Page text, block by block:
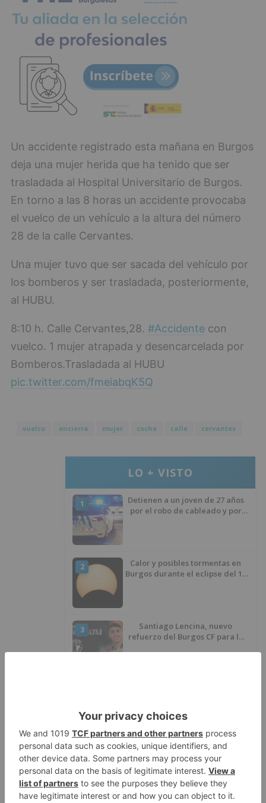
Un accidente registrado esta mañana en Burgos
deja una mujer herida que ha tenido que ser
trasladada al Hospital Universitario de Burgos.
En torno a las 8 horas un accidente provocaba
el vuelco de un vehículo a la altura del número
28 de la calle Cervantes.
Una mujer tuvo que ser sacada del vehículo por
los bomberos y ser trasladada, posteriormente,
al HUBU.
8:10 h. Calle Cervantes,28. #Accidente con
vuelco. 1 mujer atrapada y desencarcelada por
Bomberos.Trasladada al HUBU
pic.twitter.com/fmeiabqK5Q
vuelco encierra mujer coche calle cervantes
LO + VISTO
1
Detienen a un joven de 27 años
por el robo de cableado y por
2
Calor y posibles tormentas en
Burgos durante el eclipse del 12
3
Santiago Lencina, nuevo
refuerzo del Burgos CF para la
éxito del menisco de su rodilla
izquierda
5
Detenidas tres personas en
Quintanar de la Sierra con
hachís, cocaína y marihuana
ocultos en su vehículo